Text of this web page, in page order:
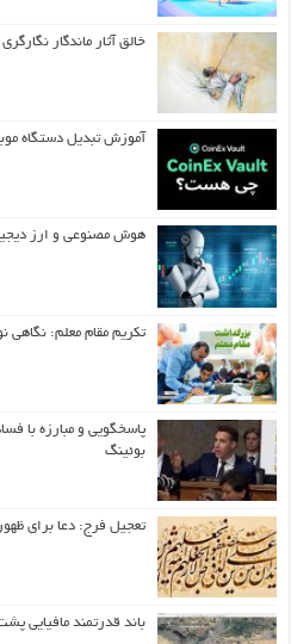
خالق آثار ماندگار
آموزش تبدیل دستگاه
هوش مصنوعی و ارز
تکریم مقام معلم:
پاسخگویی و مبارزه با
بوئینگ
تعجیل فرج: دعا برای
باند قدرتمند مافیایی